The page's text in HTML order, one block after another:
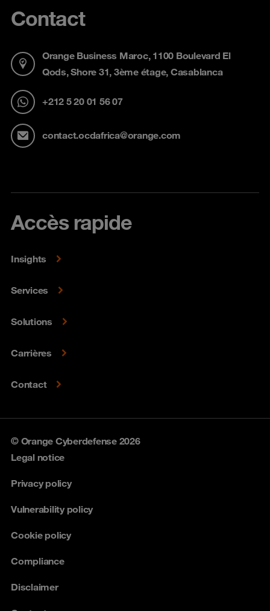
Contact
Orange Business Maroc, 1100 Boulevard El
Qods, Shore 31, 3ème étage, Casablanca
+212 5 20 01 56 07
contact.ocdafrica@orange.com
Accès rapide
Insights
Services
Solutions
Carrières
Contact
© Orange Cyberdefense 2026
Legal notice
Privacy policy
Vulnerability policy
Cookie policy
Compliance
Disclaimer